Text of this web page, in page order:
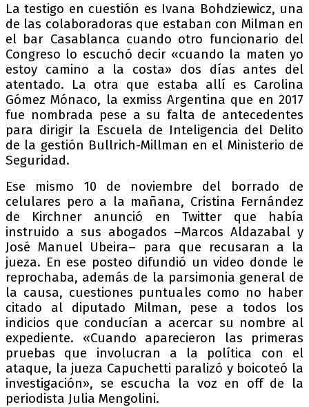
La testigo en cuestión es Ivana Bohdziewicz, una
de las colaboradoras que estaban con Milman en
el bar Casablanca cuando otro funcionario del
Congreso lo escuchó decir «cuando la maten yo
estoy camino a la costa» dos días antes del
atentado. La otra que estaba allí es Carolina
Gómez Mónaco, la exmiss Argentina que en 2017
fue nombrada pese a su falta de antecedentes
para dirigir la Escuela de Inteligencia del Delito
de la gestión Bullrich-Millman en el Ministerio de
Seguridad.
Ese mismo 10 de noviembre del borrado de
celulares pero a la mañana, Cristina Fernández
de Kirchner anunció en Twitter que había
instruido a sus abogados –Marcos Aldazabal y
José Manuel Ubeira– para que recusaran a la
jueza. En ese posteo difundió un video donde le
reprochaba, además de la parsimonia general de
la causa, cuestiones puntuales como no haber
citado al diputado Milman, pese a todos los
indicios que conducían a acercar su nombre al
expediente. «Cuando aparecieron las primeras
pruebas que involucran a la política con el
ataque, la jueza Capuchetti paralizó y boicoteó la
investigación», se escucha la voz en off de la
periodista Julia Mengolini.